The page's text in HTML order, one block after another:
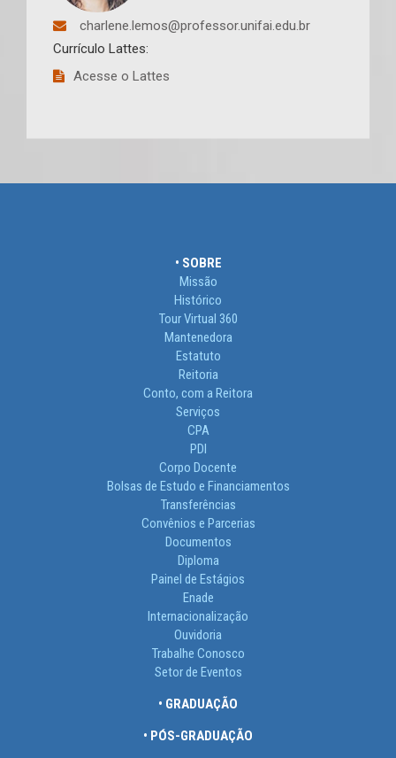
charlene.lemos@professor.unifai.edu.br
Currículo Lattes:
Acesse o Lattes
• SOBRE
Missão
Histórico
Tour Virtual 360
Mantenedora
Estatuto
Reitoria
Conto, com a Reitora
Serviços
CPA
PDI
Corpo Docente
Bolsas de Estudo e Financiamentos
Transferências
Convênios e Parcerias
Documentos
Diploma
Painel de Estágios
Enade
Internacionalização
Ouvidoria
Trabalhe Conosco
Setor de Eventos
• GRADUAÇÃO
• PÓS-GRADUAÇÃO